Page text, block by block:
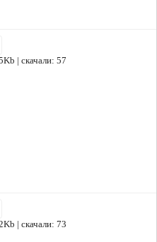
| скачали: 57
| скачали: 73